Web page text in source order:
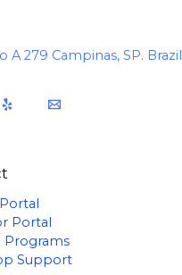
A 279 Campinas, SP. Brazil
Portal
Support